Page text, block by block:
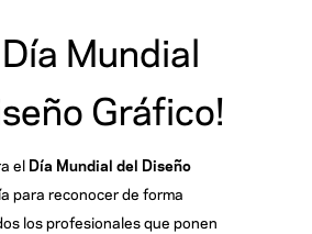
Día Mundial
Gráfico!
el Día Mundial del Diseño
para reconocer de forma
los profesionales que ponen